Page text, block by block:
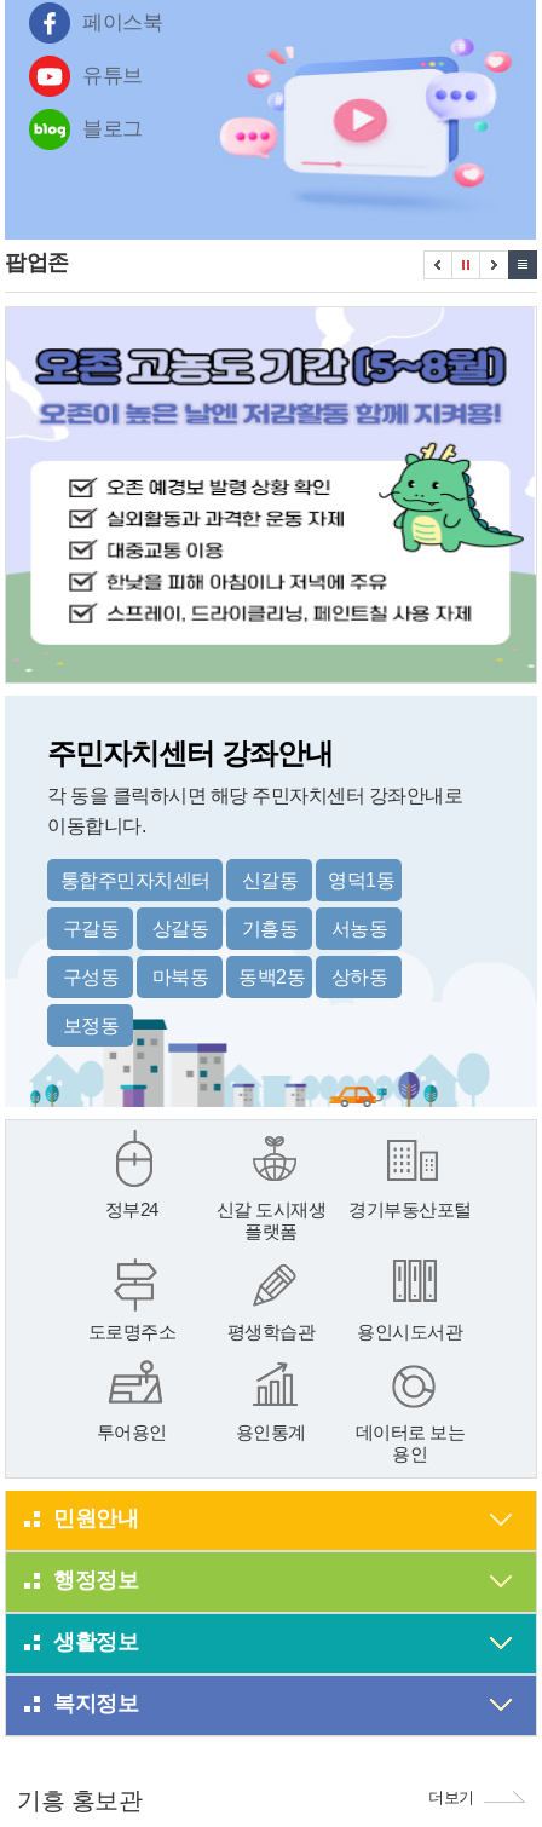
페이스북
유튜브
블로그
팝업존
주민자치센터 강좌안내
각 동을 클릭하시면 해당 주민자치센터 강좌안내로
이동합니다.
통합주민자치센터 신갈동 영덕1동
구갈동 상갈동 기흥동 서농동
구성동 마북동 동백2동 상하동
보정동
정부24
신갈 도시재생
플랫폼
경기부동산포털
도로명주소 평생학습관 용인시도서관
투어용인 용인통계
데이터로 보는
용인
민원안내
행정정보
생활정보
복지정보
기흥 홍보관 더보기